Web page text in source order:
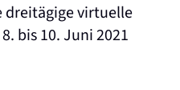
dreitägige virtuelle
bis 10. Juni 2021